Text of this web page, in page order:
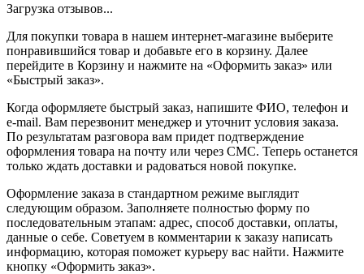
Загрузка отзывов...
Для покупки товара в нашем интернет-магазине выберите
понравившийся товар и добавьте его в корзину. Далее
перейдите в Корзину и нажмите на «Оформить заказ» или
«Быстрый заказ».
Когда оформляете быстрый заказ, напишите ФИО, телефон и
e-mail. Вам перезвонит менеджер и уточнит условия заказа.
По результатам разговора вам придет подтверждение
оформления товара на почту или через СМС. Теперь останется
только ждать доставки и радоваться новой покупке.
Оформление заказа в стандартном режиме выглядит
следующим образом. Заполняете полностью форму по
последовательным этапам: адрес, способ доставки, оплаты,
данные о себе. Советуем в комментарии к заказу написать
информацию, которая поможет курьеру вас найти. Нажмите
кнопку «Оформить заказ».